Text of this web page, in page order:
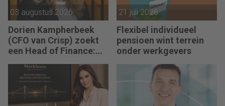
03 augustus 2026
Dorien Kampherbeek
(CFO van Crisp) zoekt
een Head of Finance:
performance driven
worden.”
21 juli 2026
Flexibel individueel
pensioen wint terrein
onder werkgevers